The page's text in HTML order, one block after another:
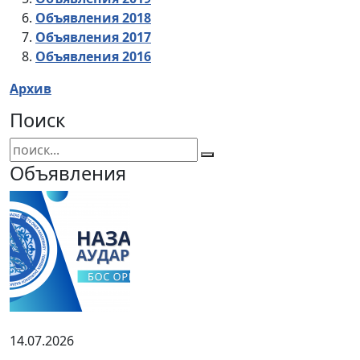
Объявления 2018
Объявления 2017
Объявления 2016
Архив
Поиск
Объявления
14.07.2026